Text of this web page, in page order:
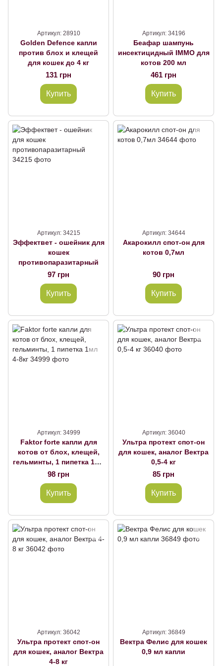
Артикул: 28910
Golden Defence капли
против блох и клещей
для кошек до 4 кг
131 грн
Купить
Артикул: 34196
Беафар шампунь
инсектицидный IMMO для
котов 200 мл
461 грн
Купить
Артикул: 34215
Эффектвет - ошейник для
кошек
противопаразитарный
97 грн
Купить
Артикул: 34644
Акарокилл спот-он для
котов 0,7мл
90 грн
Купить
Артикул: 34999
Faktor forte капли для
котов от блох, клещей,
гельминты, 1 пипетка 1мл
4-8кг
98 грн
Купить
Артикул: 36040
Ультра протект спот-он
для кошек, аналог Вектра
0,5-4 кг
85 грн
Купить
Артикул: 36042
Ультра протект спот-он
для кошек, аналог Вектра
4-8 кг
Артикул: 36849
Вектра Фелис для кошек
0,9 мл капли